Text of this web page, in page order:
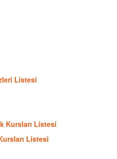
Listesi
Kursları Listesi
Listesi